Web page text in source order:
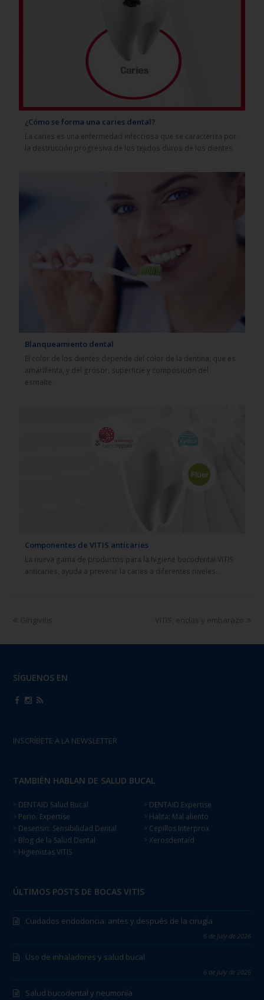
¿Cómo se forma una caries dental?
La caries es una enfermedad infecciosa que se caracteriza por
la destrucción progresiva de los tejidos duros de los dientes.
Blanqueamiento dental
El color de los dientes depende del color de la dentina, que es
amarillenta, y del grosor, superficie y composición del
esmalte.
Componentes de VITIS anticaries
La nueva gama de productos para la higiene bucodental VITIS
anticaries, ayuda a prevenir la caries a diferentes niveles…
Gingivitis VITIS, encías y embarazo
SÍGUENOS EN
INSCRÍBETE A LA NEWSLETTER
TAMBIÉN HABLAN DE SALUD BUCAL
> DENTAID Salud Bucal
> Perio: Expertise
> Desensin: Sensibilidad Dental
> Blog de la Salud Dental
> Higienistas VITIS
> DENTAID Expertise
> Halita: Mal aliento
> Cepillos Interprox
> Xerosdentaid
ÚLTIMOS POSTS DE BOCAS VITIS
Cuidados endodoncia: antes y después de la cirugía
6 de July de 2026
Uso de inhaladores y salud bucal
6 de July de 2026
Salud bucodental y neumonía